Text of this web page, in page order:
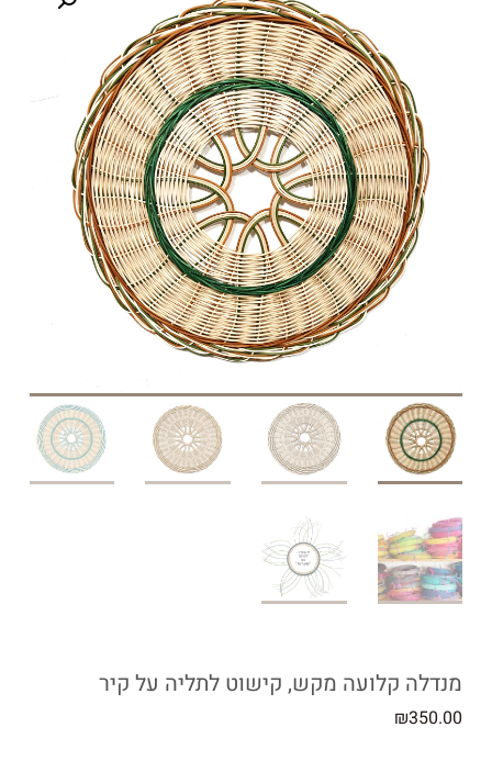
מנדלה קלועה מקש, קישוט לתליה על קיר
₪350.00